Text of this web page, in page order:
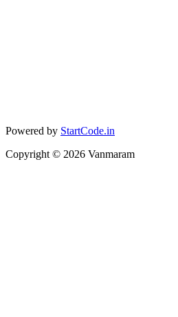
Powered by StartCode.in
Copyright © 2026 Vanmaram